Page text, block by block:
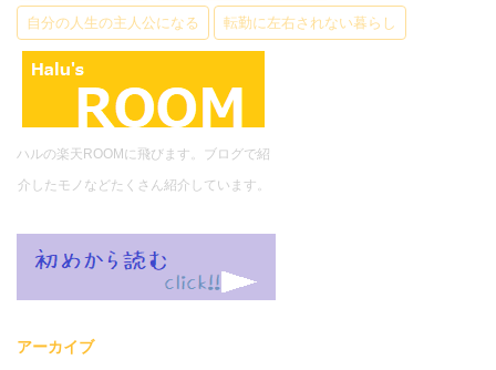
自分の人生の主人公になる 転勤に左右されない暮らし
ハルの楽天ROOMに飛びます。ブログで紹
介したモノなどたくさん紹介しています。
アーカイブ